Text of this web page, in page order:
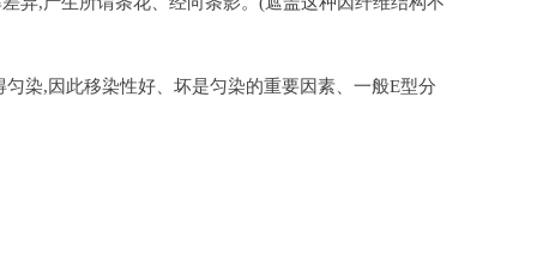
染,因此移染性好、坏是匀染的重要因素、一般E型分